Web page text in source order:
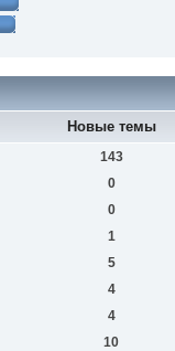
Новые темы
143
0
0
1
5
4
4
10